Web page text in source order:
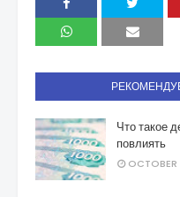
Что такое
повлиять